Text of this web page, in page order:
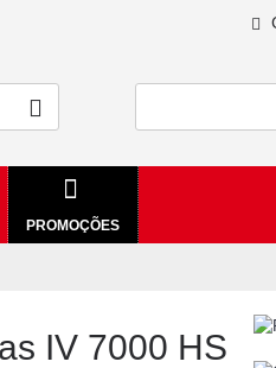
PROMOÇÕES
IV 7000 HS